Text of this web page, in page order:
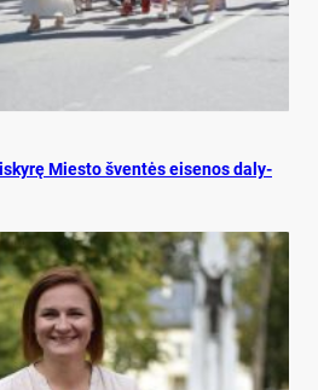
Mies­to šven­tės ei­se­nos da­ly­